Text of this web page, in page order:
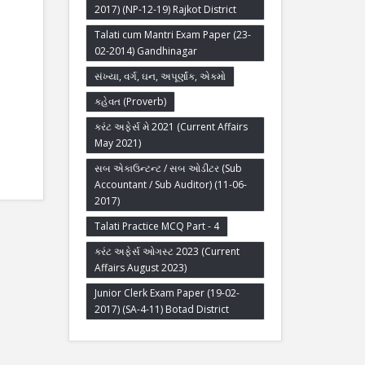
2017) (NP-12-19) Rajkot District
Talati cum Mantri Exam Paper (23-
02-2014) Gandhinagar
સંખ્યા, વર્ગ, ઘન, અપૂર્ણાંક, એકમો
કહેવત (Proverb)
કરંટ અફેર્સ મે 2021 (Current Affairs
May 2021)
સબ એકાઉન્ટન્ટ / સબ ઓડીટર (Sub
Accountant / Sub Auditor) (11-06-
2017)
Talati Practice MCQ Part - 4
કરંટ અફેર્સ ઓગસ્ટ 2023 (Current
Affairs August 2023)
Junior Clerk Exam Paper (19-02-
2017) (SA-4-11) Botad District